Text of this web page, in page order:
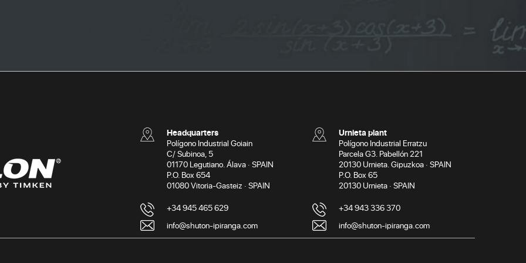
Headquarters
Polígono Industrial Goiain
C/ Subinoa, 5
01170 Legutiano. Álava · SPAIN
P.O. Box 654
01080 Vitoria-Gasteiz · SPAIN
+34 945 465 629
info@shuton-ipiranga.com
Urnieta plant
Polígono Industrial Erratzu
Parcela G3. Pabellón 221
20130 Urnieta. Gipuzkoa · SPAIN
P.O. Box 65
20130 Urnieta · SPAIN
+34 943 336 370
info@shuton-ipiranga.com